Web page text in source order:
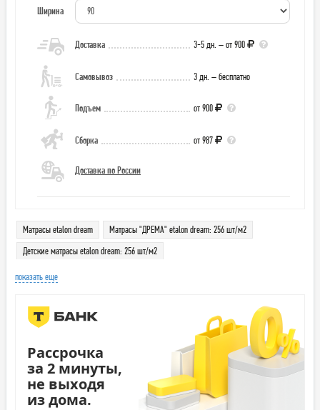
Ширина
Доставка 3-5 дн. – от 900
Самовывоз 3 дн. – бесплатно
Подъем от 900
Сборка от 987
Доставка по России
Матрасы etalon dream
Матрасы "ДРЕМА" etalon dream: 256 шт/м2
Детские матрасы etalon dream: 256 шт/м2
показать еще
Рассрочка
за 2 минуты,
не выходя
из дома.